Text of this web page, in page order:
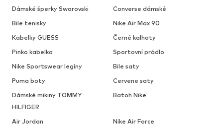
Dámské šperky Swarovski
Converse dámské
Bile tenisky
Nike Air Max 90
Kabelky GUESS
Černé kalhoty
Pinko kabelka
Sportovní prádlo
Nike Sportswear legíny
Bile saty
Puma boty
Cervene saty
Dámské mikiny TOMMY
HILFIGER
Batoh Nike
Air Jordan Nike Air Force